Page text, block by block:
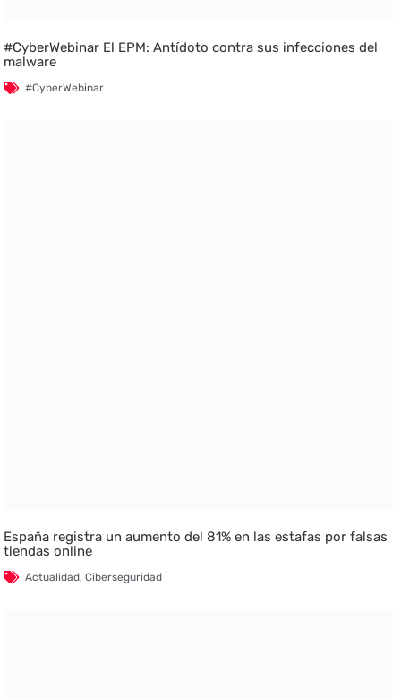
#CyberWebinar El EPM: Antídoto contra sus infecciones del
malware
#CyberWebinar
España registra un aumento del 81% en las estafas por falsas
tiendas online
Actualidad,Ciberseguridad